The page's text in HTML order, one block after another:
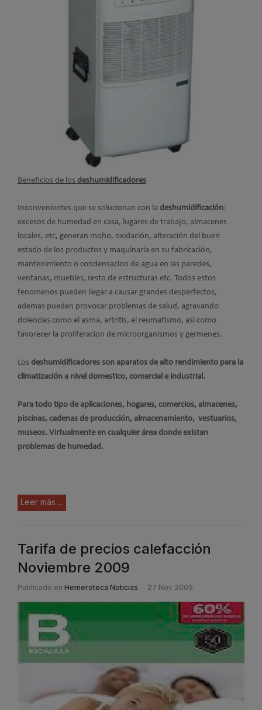
Beneficios de los deshumidificadores
Inconvenientes que se solucionan con la deshumidificación:
excesos de humedad en casa, lugares de trabajo, almacenes
locales, etc, generan moho, oxidación, alteración del buen
estado de los productos y maquinaria en su fabricación,
mantenimiento o condensacion de agua en las paredes,
ventanas, muebles, resto de estructuras etc. Todos estos
fenomenos pueden llegar a causar grandes desperfectos,
ademas pueden provocar problemas de salud, agravando
dolencias como el asma, artritis, el reumatismo, asi como
favorecer la proliferacion de microorganismos y germenes.
Los deshumidificadores son aparatos de alto rendimiento para la
climatización a nivel domestico, comercial e industrial.
Para todo tipo de aplicaciones, hogares, comercios, almacenes,
piscinas, cadenas de producción, almacenamiento, vestuarios,
museos. Virtualmente en cualquier área donde existan
problemas de humedad.
Leer más ...
Tarifa de precios calefacción
Noviembre 2009
Publicado en Hemeroteca Noticias 27 Nov 2009